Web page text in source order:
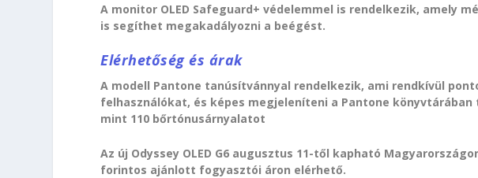
A monitor OLED Safeguard+ védelemmel is rendelkezik, amely
is segíthet megakadályozni a beégést.
Elérhetőség és árak
A modell Pantone tanúsítvánnyal rendelkezik, ami rendkívül
felhasználókat, és képes megjeleníteni a Pantone
mint 110 bőrtónusárnyalatot
Az új Odyssey OLED G6 augusztus 11-től kapható
forintos ajánlott fogyasztói áron elérhető.